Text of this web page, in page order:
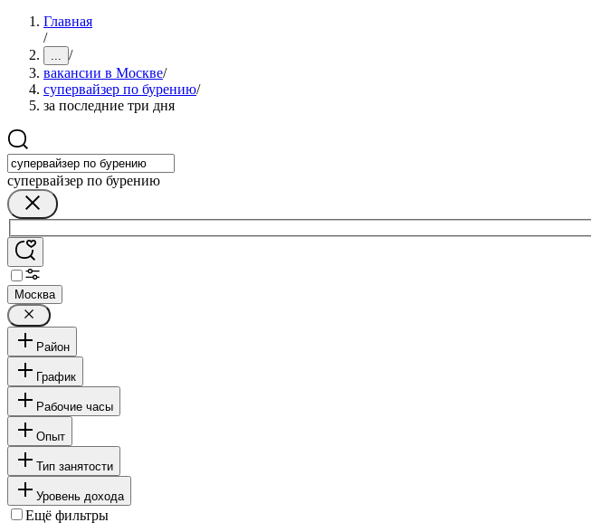
Главная
/
... /
вакансии в Москве/
супервайзер по бурению/
за последние три дня
супервайзер по бурению
Москва
Район
График
Рабочие часы
Опыт
Тип занятости
Уровень дохода
Ещё фильтры